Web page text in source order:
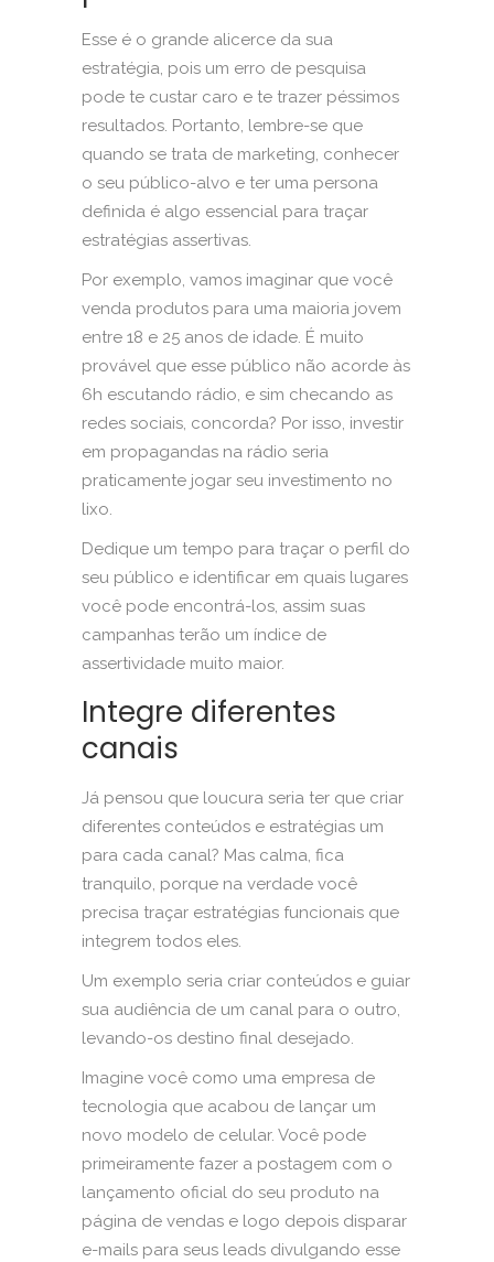
Esse é o grande alicerce da sua
estratégia, pois um erro de pesquisa
pode te custar caro e te trazer péssimos
resultados. Portanto, lembre-se que
quando se trata de marketing, conhecer
o seu público-alvo e ter uma persona
definida é algo essencial para traçar
estratégias assertivas.
Por exemplo, vamos imaginar que você
venda produtos para uma maioria jovem
entre 18 e 25 anos de idade. É muito
provável que esse público não acorde às
6h escutando rádio, e sim checando as
redes sociais, concorda? Por isso, investir
em propagandas na rádio seria
praticamente jogar seu investimento no
lixo.
Dedique um tempo para traçar o perfil do
seu público e identificar em quais lugares
você pode encontrá-los, assim suas
campanhas terão um índice de
assertividade muito maior.
Integre diferentes
canais
Já pensou que loucura seria ter que criar
diferentes conteúdos e estratégias um
para cada canal? Mas calma, fica
tranquilo, porque na verdade você
precisa traçar estratégias funcionais que
integrem todos eles.
Um exemplo seria criar conteúdos e guiar
sua audiência de um canal para o outro,
levando-os destino final desejado.
Imagine você como uma empresa de
tecnologia que acabou de lançar um
novo modelo de celular. Você pode
primeiramente fazer a postagem com o
lançamento oficial do seu produto na
página de vendas e logo depois disparar
e-mails para seus leads divulgando esse